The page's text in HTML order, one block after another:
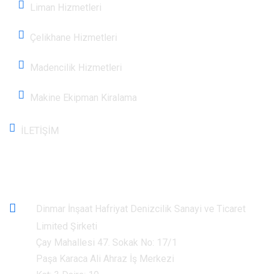
Liman Hizmetleri
Çelikhane Hizmetleri
Madencilik Hizmetleri
Makine Ekipman Kiralama
İLETİŞİM
Dinmar İnşaat Hafriyat Denizcilik Sanayi ve Ticaret
Limited Şirketi
Çay Mahallesi 47. Sokak No: 17/1
Paşa Karaca Ali Ahraz İş Merkezi